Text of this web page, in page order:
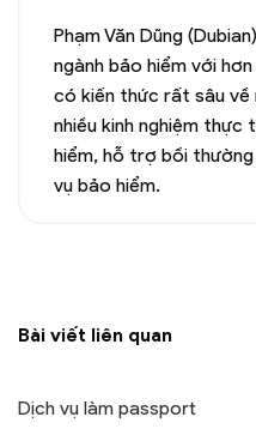
Phạm Văn Dũng
ngành bảo hiểm với
có kiến thức rất sâu về
nhiều kinh nghiệm
hiểm, hỗ trợ bồi
vụ bảo hiểm.
Bài viết liên quan
Dịch vụ làm passport